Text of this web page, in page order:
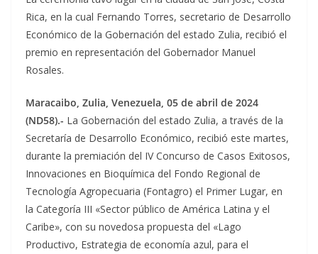
Rica, en la cual Fernando Torres, secretario de Desarrollo
Económico de la Gobernación del estado Zulia, recibió el
premio en representación del Gobernador Manuel
Rosales.
Maracaibo, Zulia, Venezuela, 05 de abril de 2024
(ND58).- La Gobernación del estado Zulia, a través de la
Secretaría de Desarrollo Económico, recibió este martes,
durante la premiación del IV Concurso de Casos Exitosos,
Innovaciones en Bioquímica del Fondo Regional de
Tecnología Agropecuaria (Fontagro) el Primer Lugar, en
la Categoría III «Sector público de América Latina y el
Caribe», con su novedosa propuesta del «Lago
Productivo, Estrategia de economía azul, para el